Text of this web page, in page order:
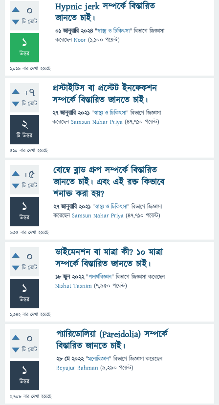
0
টি ভোট
1
উত্তর
1,016 বার দেখা হয়েছে
Hypnic jerk সম্পর্কে বিস্তারিত
জানতে চাই।
01 জানুয়ারি 2024 "স্বাস্থ্য ও চিকিৎসা" বিভাগে জিজ্ঞাসা
করেছেনNoor (1,100 পয়েন্ট)
+7
টি ভোট
2
টি উত্তর
510 বার দেখা হয়েছে
প্রস্টাইটিস বা প্রস্টেট ইনফেকশন
সম্পর্কে বিস্তারিত জানতে চাই।
27 জানুয়ারি 2021 "স্বাস্থ্য ও চিকিৎসা" বিভাগে জিজ্ঞাসা
করেছেনSamsun Nahar Priya (47,710 পয়েন্ট)
+5
টি ভোট
1
উত্তর
635 বার দেখা হয়েছে
বোম্বে ব্লাড গ্রুপ সম্পর্কে বিস্তারিত
জানতে চাই। এবং এই রক্ত কিভাবে
শনাক্ত করা হয়?
27 জানুয়ারি 2021 "স্বাস্থ্য ও চিকিৎসা" বিভাগে জিজ্ঞাসা
করেছেনSamsun Nahar Priya (47,710 পয়েন্ট)
0
টি ভোট
1
উত্তর
1,342বার দেখা হয়েছে
ডাইমেনশন বা মাত্রা কী? ১০ মাত্রা
সম্পর্কে বিস্তারিত জানতে চাই।
18 জুন 2022 "পদার্থবিজ্ঞান" বিভাগে জিজ্ঞাসাকরেছেন
Nishat Tasnim (7,950 পয়েন্ট)
0
টি ভোট
1
উত্তর
2,708 বার দেখা হয়েছে
প্যারিডোলিয়া (Pareidolia) সম্পর্কে
বিস্তারিত জানতে চাই।
28 মে 2022 "মনোবিজ্ঞান" বিভাগে জিজ্ঞাসাকরেছেন
Reyajur Rahman (9,290 পয়েন্ট)